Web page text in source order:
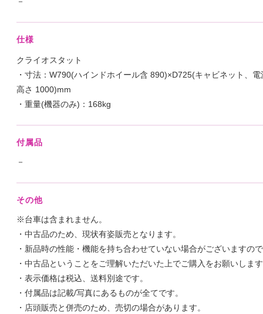
仕様
クライオスタット
・寸法：W790(ハインドホイール含 890)×D725(キャビネット、
高さ 1000)mm
・重量(機器のみ)：168kg
付属品
－
その他
※台車は含まれません。
・中古品のため、現状有姿販売となります。
・新品時の性能・機能を持ち合わせていない場合がございますの
・中古品ということをご理解いただいた上でご購入をお願いしま
・表示価格は税込、送料別途です。
・付属品は記載/写真にあるものが全てです。
・店頭販売と併売のため、売切の場合があります。